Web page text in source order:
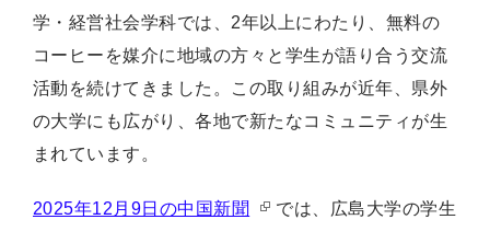
学・経営社会学科では、2年以上にわたり、無料の
コーヒーを媒介に地域の方々と学生が語り合う交流
活動を続けてきました。この取り組みが近年、県外
の大学にも広がり、各地で新たなコミュニティが生
まれています。
2025年12月9日の中国新聞
では、広島大学の学生